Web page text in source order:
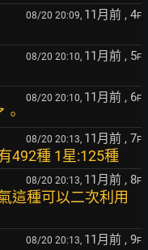
08/20 20:09, 11月前 , 4F
08/20 20:10, 11月前 , 5F
08/20 20:10, 11月前 , 6F
08/20 20:13, 11月前 , 7F
492種 1星:125種
08/20 20:13, 11月前 , 8F
這種可以二次利用
08/20 20:13, 11月前 , 9F